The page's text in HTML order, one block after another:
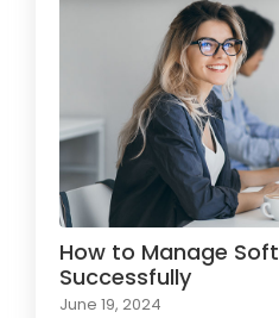
How to Manage
Successfully
June 19, 2024